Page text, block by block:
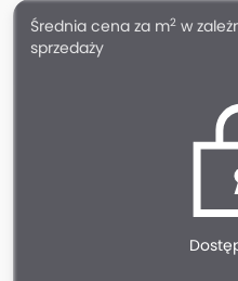
Średnia cena za m2 w
sprzedaży